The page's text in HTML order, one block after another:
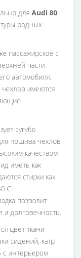
для Audi 80
родных
пассажирское с
части
автомобиля.
имеются
сугубо
пошива чехлов
качеством
иметь как
стирки как
С.
позволит
и долговечность.
цвет ткани
сидений, катр
с интерьером